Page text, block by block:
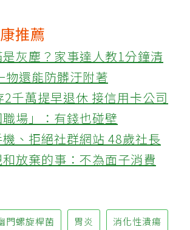
推薦
灰塵？家事達人教1分鐘清
物還能防髒汙附著
千萬提早退休 接信用卡公司
場」：有錢也碰壁
、拒絕社群網站 48歲社長
放棄的事：不為面子消費
門螺旋桿菌 胃炎 消化性潰瘍